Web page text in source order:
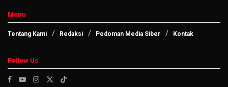
Menu
Tentang Kami Redaksi Pedoman Media Siber Kontak
Follow Us